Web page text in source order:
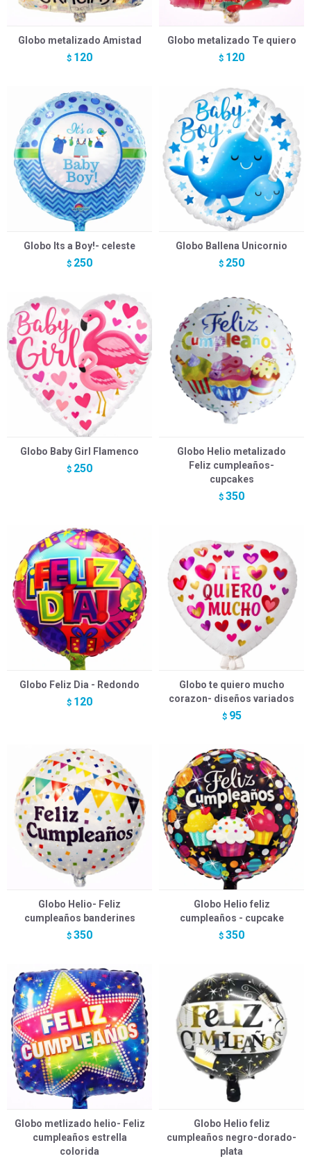
Globo metalizado Amistad
$ 120
Globo metalizado Te quiero
$ 120
Globo Its a Boy!- celeste
$ 250
Globo Ballena Unicornio
$ 250
Globo Baby Girl Flamenco
$ 250
Globo Helio metalizado
Feliz cumpleaños-
cupcakes
$ 350
Globo Feliz Dia - Redondo
$ 120
Globo te quiero mucho
corazon- diseños variados
$ 95
Globo Helio- Feliz
cumpleaños banderines
$ 350
Globo Helio feliz
cumpleaños - cupcake
$ 350
Globo metlizado helio- Feliz
cumpleaños estrella
colorida
Globo Helio feliz
cumpleaños negro-dorado-
plata